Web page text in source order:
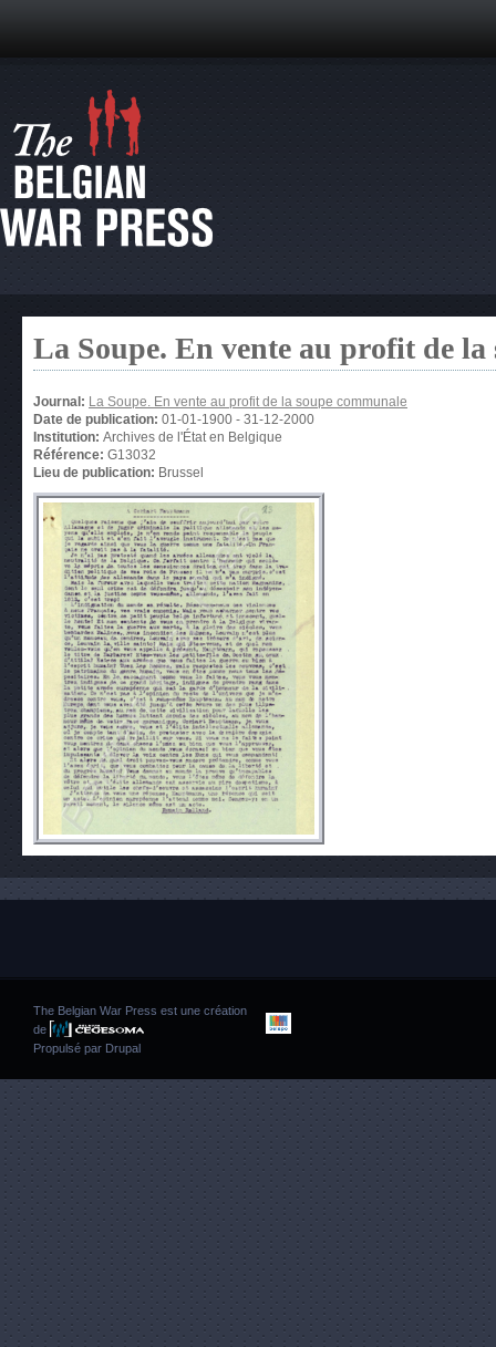
La Soupe. En vente au profit de la
Journal: La Soupe. En vente au profit de la soupe communale
Date de publication: 01-01-1900 - 31-12-2000
Institution: Archives de l'État en Belgique
Référence: G13032
Lieu de publication: Brussel
The Belgian War Press est une création
de
Propulsé par Drupal